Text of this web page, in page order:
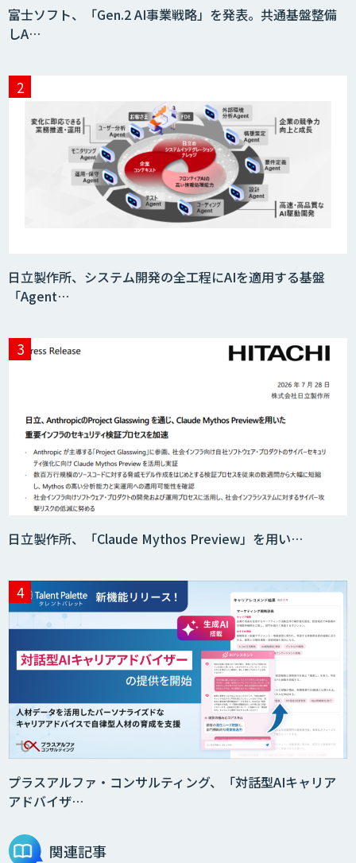
HEROZ ASK
需要予測＋業務最適化AIシステム
『KISS』
AI活用e-Learningサービス
CAIWA Service Viii（カイワサービスヴィ
ー）
RAGデータ作成ツール
ニーズを理解する対話型AIエージェント
「AI’mON for 展示会」
Web接客を進化させる対話型AIエージェ
ント「AI’mON for WEB」
富士ソフト、「Gen.2 AI事業戦略」を発表。共通基盤整備
しA…
日立製作所、システム開発の全工程にAIを適用する基盤
「Agent…
日立製作所、「Claude Mythos Preview」を用い…
プラスアルファ・コンサルティング、「対話型AIキャリア
アドバイザ…
関連記事